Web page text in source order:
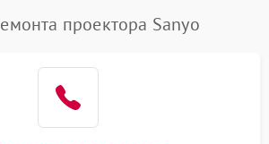
проектора Sanyo